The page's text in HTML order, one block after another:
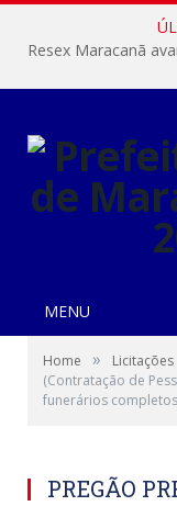
MENU
Home » Licitações
(Contratação de
funerários
PREGÃO